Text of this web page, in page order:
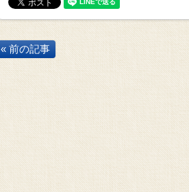
« 前の記事